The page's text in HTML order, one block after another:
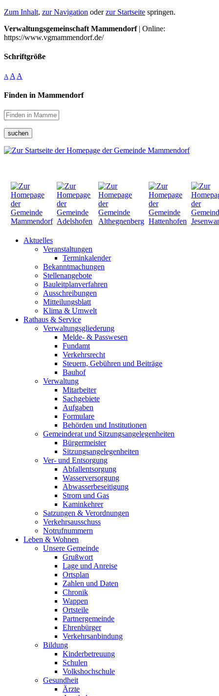
Zum Inhalt, zur Navigation oderzur Startseite springen.
Verwaltungsgemeinschaft Mammendorf| Online:
https://www.vgmammendorf.de/
Schriftgröße
A A A
Finden in Mammendorf
suchen
Aktuelles
Veranstaltungen
Terminkalender
Bekanntmachungen
Stellenangebote
Bauleitplanverfahren
Ausschreibungen
Mitteilungsblatt
Klima & Umwelt
Rathaus & Service
Verwaltungsgliederung
Melde- & Passwesen
Fundamt
Verkehrsrecht
Steuern, Gebühren und Beiträge
Bauhof
Verwaltung
Mitarbeiter
Sachgebiete
Aufgaben
Formulare
Behörden und Institutionen
Gemeinderat und Sitzungsangelegenheiten
Bürgermeister
Sitzungsangelegenheiten
Ver- und Entsorgung
Abfallentsorgung
Wasserversorgung
Abwasserbeseitigung
Strom und Gas
Kaminkehrer
Satzungen & Verordnungen
Verkehrsausschuss
Notrufnummern
Leben & Wohnen
Unsere Gemeinde
Grußwort
Lage und Anreise
Ortsplan
Zahlen und Daten
Chronik
Wappen
Ortsteile
Partnergemeinde
Ehrenbürger
Verkehrsanbindung
Bildung
Kinderbetreuung
Schulen
Volkshochschule
Gesundheit
Ärzte